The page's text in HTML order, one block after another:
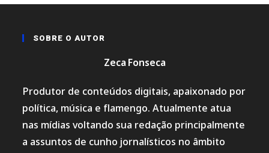
SOBRE O AUTOR
Zeca Fonseca
Produtor de conteúdos digitais, apaixonado por
política, música e flamengo. Atualmente atua
nas mídias voltando sua redação principalmente
a assuntos de cunho jornalísticos no âmbito